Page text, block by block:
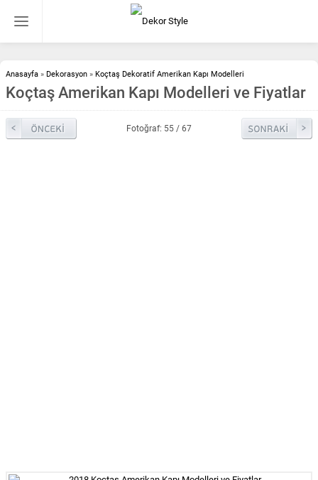
Anasayfa » Dekorasyon » Koçtaş Dekoratif Amerikan Kapı Modelleri
Koçtaş Amerikan Kapı Modelleri ve Fiyatlar
Fotoğraf: 55 / 67